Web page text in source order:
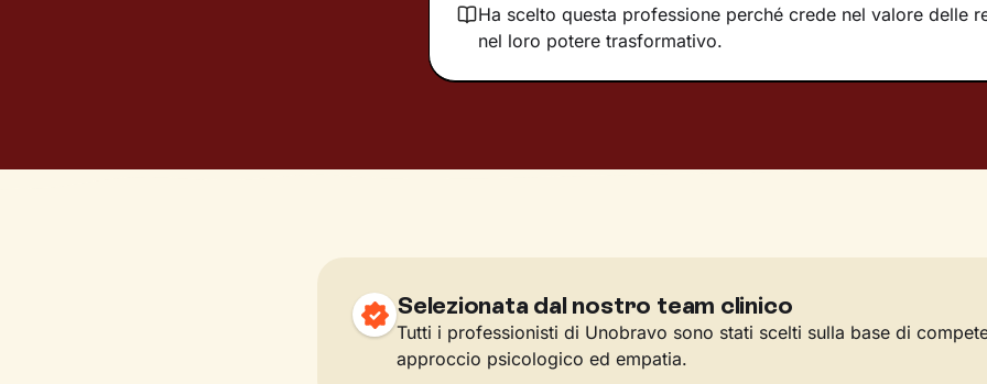
Ha scelto questa professione perché crede nel valore delle
nel loro potere trasformativo.
Selezionata dal nostro team clinico
Tutti i professionisti di Unobravo sono stati scelti sulla base di
approccio psicologico ed empatia.